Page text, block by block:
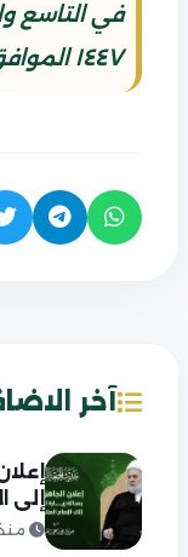
في التاسع
١٤٤٧ الموافق ٢٥/ ٧/ ٢٠٢٥
آخر
إلى
منذ 3